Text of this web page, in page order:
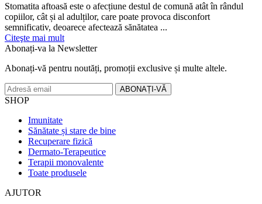
Stomatita aftoasă este o afecțiune destul de comună atât în rândul
copiilor, cât și al adulților, care poate provoca disconfort
semnificativ, deoarece afectează sănătatea ...
Citeşte mai mult
Abonați-va la Newsletter
Abonați-vă pentru noutăți, promoții exclusive și multe altele.
SHOP
Imunitate
Sănătate și stare de bine
Recuperare fizică
Dermato-Terapeutice
Terapii monovalente
Toate produsele
AJUTOR